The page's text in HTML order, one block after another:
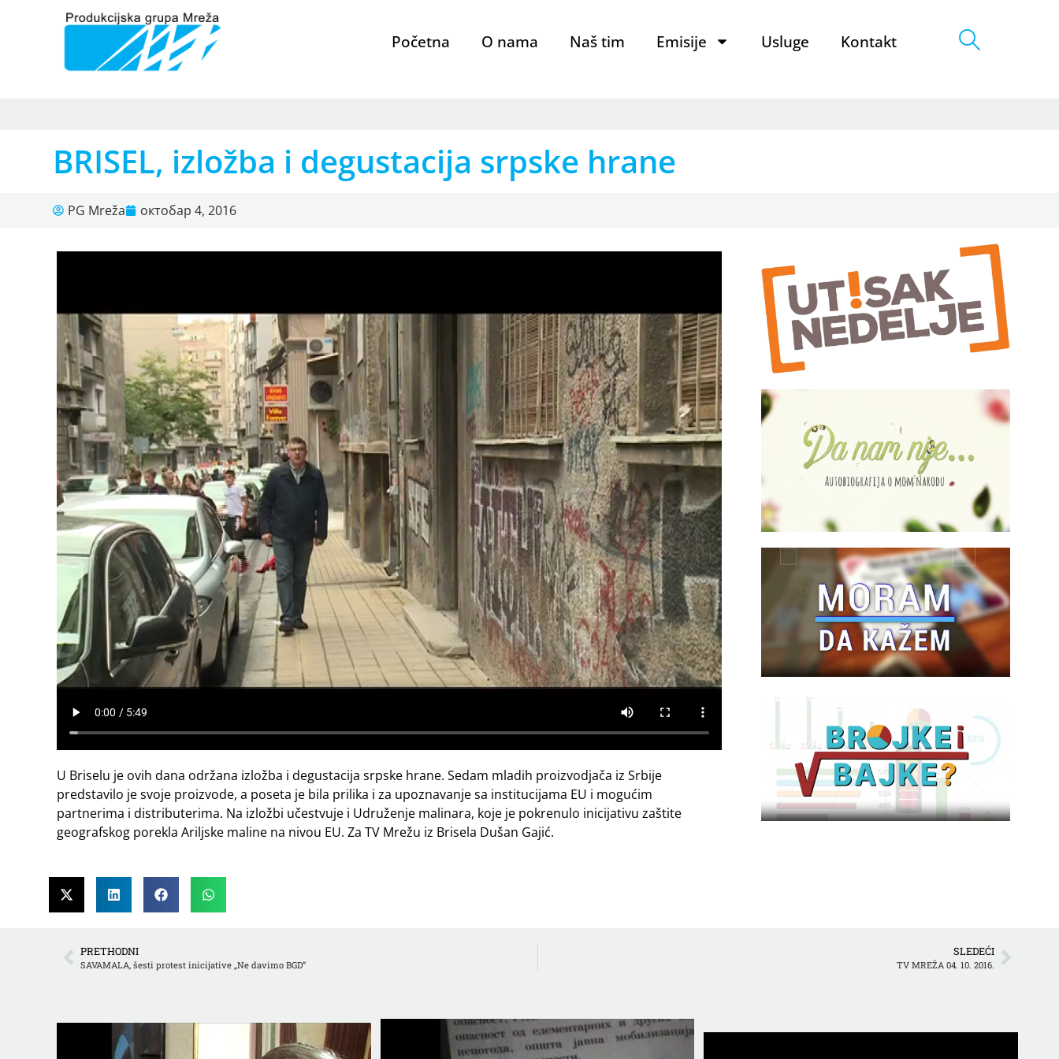
Početna O nama Naš tim Emisije Usluge Kontakt
BRISEL, izložba i degustacija srpske hrane
PG Mreža октобар 4, 2016
U Briselu je ovih dana održana izložba i degustacija srpske hrane. Sedam mladih proizvodjača iz Srbije
predstavilo je svoje proizvode, a poseta je bila prilika i za upoznavanje sa institucijama EU i mogućim
partnerima i distributerima. Na izložbi učestvuje i Udruženje malinara, koje je pokrenulo inicijativu zaštite
geografskog porekla Ariljske maline na nivou EU. Za TV Mrežu iz Brisela Dušan Gajić.
PRETHODNI
SAVAMALA, šesti protest inicijative „Ne davimo BGD”
SLEDEĆI
TV MREŽA 04. 10. 2016.